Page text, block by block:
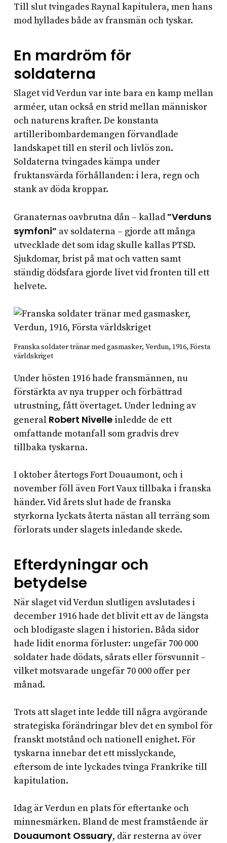
Till slut tvingades Raynal kapitulera, men hans
mod hyllades både av fransmän och tyskar.
En mardröm för
soldaterna
Slaget vid Verdun var inte bara en kamp mellan
arméer, utan också en strid mellan människor
och naturens krafter. De konstanta
artilleribombardemangen förvandlade
landskapet till en steril och livlös zon.
Soldaterna tvingades kämpa under
fruktansvärda förhållanden: i lera, regn och
stank av döda kroppar.
Granaternas oavbrutna dån – kallad”Verduns
symfoni” av soldaterna – gjorde att många
utvecklade det som idag skulle kallas PTSD.
Sjukdomar, brist på mat och vatten samt
ständig dödsfara gjorde livet vid fronten till ett
helvete.
Franska soldater tränar med gasmasker, Verdun, 1916, Första
världskriget
Under hösten 1916 hade fransmännen, nu
förstärkta av nya trupper och förbättrad
utrustning, fått övertaget. Under ledning av
general Robert Nivelleinledde de ett
omfattande motanfall som gradvis drev
tillbaka tyskarna.
I oktober återtogs Fort Douaumont, och i
november föll även Fort Vaux tillbaka i franska
händer. Vid årets slut hade de franska
styrkorna lyckats återta nästan all terräng som
förlorats under slagets inledande skede.
Efterdyningar och
betydelse
När slaget vid Verdun slutligen avslutades i
december 1916 hade det blivit ett av de längsta
och blodigaste slagen i historien. Båda sidor
hade lidit enorma förluster: ungefär 700 000
soldater hade dödats, sårats eller försvunnit –
vilket motsvarade ungefär 70 000 offer per
månad.
Trots att slaget inte ledde till några avgörande
strategiska förändringar blev det en symbol för
franskt motstånd och nationell enighet. För
tyskarna innebar det ett misslyckande,
eftersom de inte lyckades tvinga Frankrike till
kapitulation.
Idag är Verdun en plats för eftertanke och
minnesmärken. Bland de mest framstående är
Douaumont Ossuary, där resterna av över